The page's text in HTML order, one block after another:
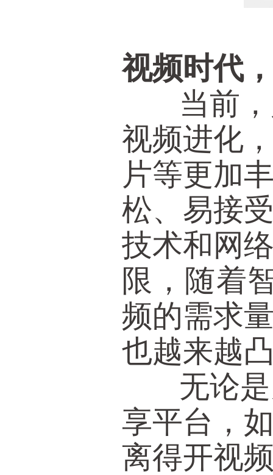
视频时代
当前，
视频进化
片等更加
松、易接
技术和网
限，随着
频的需求
也越来越
无论是
享平台，
离得开视